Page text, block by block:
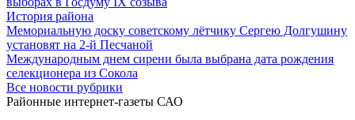
История района
Мемориальную доску советскому лётчику Сергею Долгушину
установят на 2-й Песчаной
Международным днем сирени была выбрана дата рождения
селекционера из Сокола
Все новости рубрики
Районные интернет-газеты САО